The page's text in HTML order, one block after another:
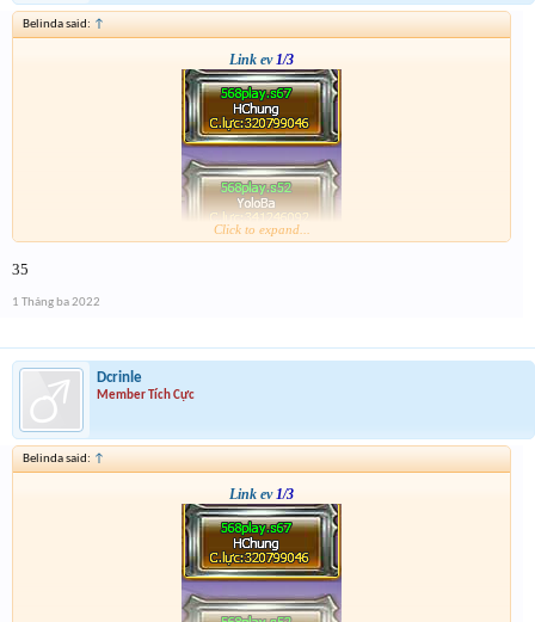
Belinda said: ↑
Link ev1/3
Click to expand...
35
1 Tháng ba 2022
Dcrinle
Member Tích Cực
Belinda said: ↑
Link ev1/3